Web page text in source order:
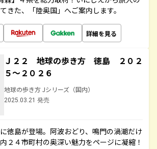
きた、「陸奥国」へご案内します。
詳細を見る
Ｊ２２ 地球の歩き方 徳島 ２０２
５～２０２６
地球の歩き方 Jシリーズ（国内）
2025.03.21 発売
に徳島が登場。阿波おどり、鳴門の渦潮だけ
２４市町村の奥深い魅力をページに凝縮！